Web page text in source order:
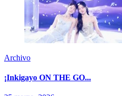
Archivo
¡Inkigayo ON THE GO...